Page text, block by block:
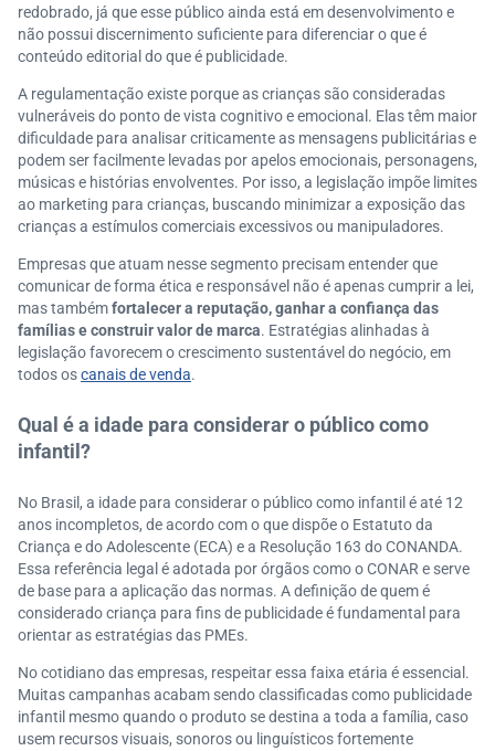
redobrado, já que esse público ainda está em desenvolvimento e
não possui discernimento suficiente para diferenciar o que é
conteúdo editorial do que é publicidade.
A regulamentação existe porque as crianças são consideradas
vulneráveis do ponto de vista cognitivo e emocional. Elas têm maior
dificuldade para analisar criticamente as mensagens publicitárias e
podem ser facilmente levadas por apelos emocionais, personagens,
músicas e histórias envolventes. Por isso, a legislação impõe limites
ao marketing para crianças, buscando minimizar a exposição das
crianças a estímulos comerciais excessivos ou manipuladores.
Empresas que atuam nesse segmento precisam entender que
comunicar de forma ética e responsável não é apenas cumprir a lei,
mas tambémfortalecer a reputação, ganhar a confiança das
famílias e construir valor de marca. Estratégias alinhadas à
legislação favorecem o crescimento sustentável do negócio, em
todos oscanais de venda.
Qual é a idade para considerar o público como
infantil?
No Brasil, a idade para considerar o público como infantil é até 12
anos incompletos, de acordo com o que dispõe o Estatuto da
Criança e do Adolescente (ECA) e a Resolução 163 do CONANDA.
Essa referência legal é adotada por órgãos como o CONAR e serve
de base para a aplicação das normas. A definição de quem é
considerado criança para fins de publicidade é fundamental para
orientar as estratégias das PMEs.
No cotidiano das empresas, respeitar essa faixa etária é essencial.
Muitas campanhas acabam sendo classificadas como publicidade
infantil mesmo quando o produto se destina a toda a família, caso
usem recursos visuais, sonoros ou linguísticos fortemente